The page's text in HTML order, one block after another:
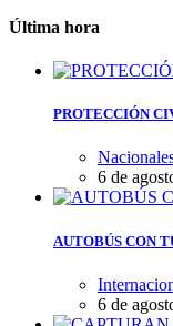
Última hora
PROTECCIÓN
6 de
AUTOBÚS CON
6 de